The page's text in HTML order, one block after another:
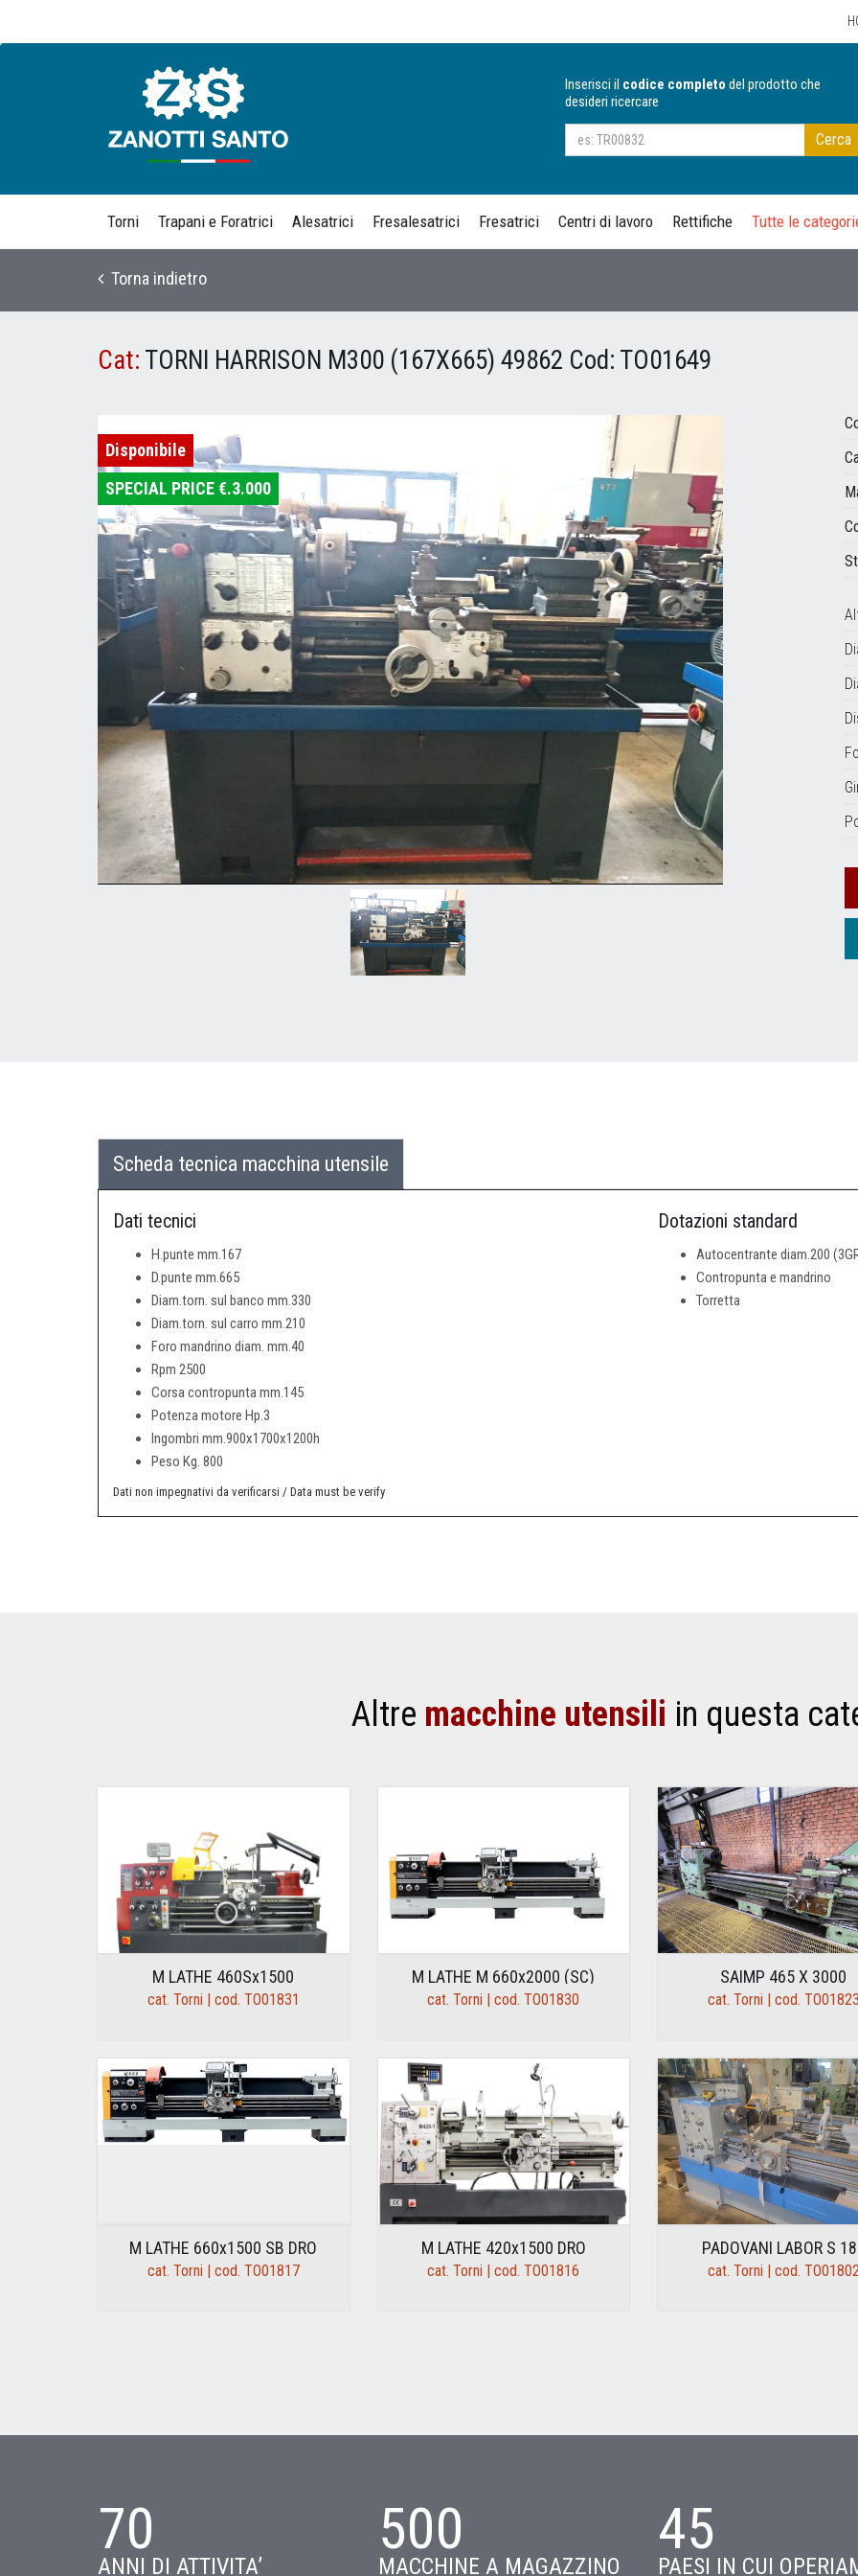
Inserisci il codice completo del prodotto che
desideri ricercare
Cerca
Torni Trapani e Foratrici Alesatrici Fresalesatrici Fresatrici Centri di lavoro Rettifiche Tutte le
Torna indietro
Cat: TORNI HARRISON M300 (167X665) 49862 Cod: TO01649
Disponibile
SPECIAL PRICE €.3.000
Scheda tecnica macchina utensile
Dati tecnici
H.punte mm.167
D.punte mm.665
Diam.torn. sul banco mm.330
Diam.torn. sul carro mm.210
Foro mandrino diam. mm.40
Rpm 2500
Corsa contropunta mm.145
Potenza motore Hp.3
Ingombri mm.900x1700x1200h
Peso Kg. 800
Dati non impegnativi da verificarsi / Data must be verify
Dotazioni standard
Autocentrante diam.200
Contropunta e mandrino
Torretta
Altre macchine utensili in questa
M LATHE 460Sx1500
cat. Torni | cod. TO01831
M LATHE M 660x2000 (SC)
cat. Torni | cod. TO01830
SAIMP 465 X 3000
cat. Torni | cod. TO01823
M LATHE 660x1500 SB DRO
cat. Torni | cod. TO01817
M LATHE 420x1500 DRO
cat. Torni | cod. TO01816
PADOVANI LABOR S
cat. Torni | cod. TO01802
70
ANNI DI ATTIVITA’
500
MACCHINE A MAGAZZINO
45
PAESI IN CUI